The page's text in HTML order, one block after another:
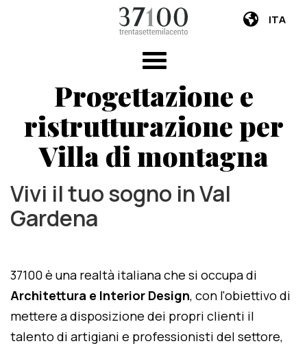
ITA
Progettazione e
ristrutturazione per
Villa di montagna
Vivi il tuo sogno in Val
Gardena
37100 è una realtà italiana che si occupa di
Architettura e Interior Design, con l'obiettivo di
mettere a disposizione dei propri clienti il
talento di artigiani e professionisti del settore,